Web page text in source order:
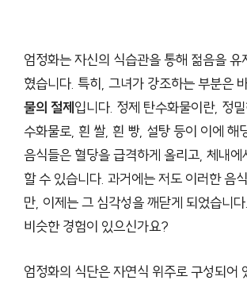
엄정화는 자신의 식습관을 통해 젊음을 유
혔습니다. 특히, 그녀가 강조하는 부분은
물의 절제입니다. 정제 탄수화물이란, 정
수화물로, 흰 쌀, 흰 빵, 설탕 등이 이에 해
음식들은 혈당을 급격하게 올리고, 체내에
할 수 있습니다. 과거에는 저도 이러한 음
만, 이제는 그 심각성을 깨닫게 되었습니
비슷한 경험이 있으신가요?
엄정화의 식단은 자연식 위주로 구성되어